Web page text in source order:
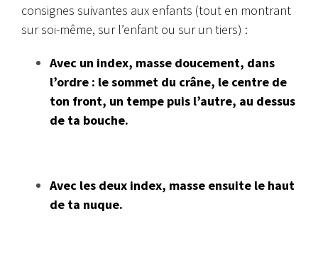
consignes suivantes aux enfants (tout en montrant
sur soi-même, sur l’enfant ou sur un tiers) :
Avec un index, masse doucement, dans
l’ordre : le sommet du crâne, le centre de
ton front, un tempe puis l’autre, au dessus
de ta bouche.
Avec les deux index, masse ensuite le haut
de ta nuque.